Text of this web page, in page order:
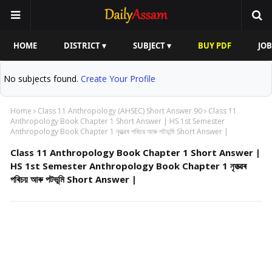
HOME DISTRICT ▾ SUBJECT ▾ BUY PDF
No subjects found. Create Your Profile
Home Class 11 Anthropology (AHSEC) Short Answer 90
Class 11
Anthropology Book Chapter 1 Short Answer | HS 1st Semester
Anthropology Book Chapter 1 নৃতত্ত্ৱৰ পৰিচয় আৰু পটভূমি Short Answer |
Class 11 Anthropology Book Chapter 1 Short Answer |
HS 1st Semester Anthropology Book Chapter 1 নৃতত্ত্ৱৰ
পৰিচয় আৰু পটভূমি Short Answer |